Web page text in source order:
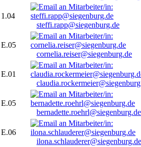
1.04
steffi.rapp@siegenburg.de
E.05
cornelia.reiser@siegenburg.de
E.01
E.05
bernadette.roehrl@siegenburg.de
E.06
ilona.schlauderer@siegenburg.de